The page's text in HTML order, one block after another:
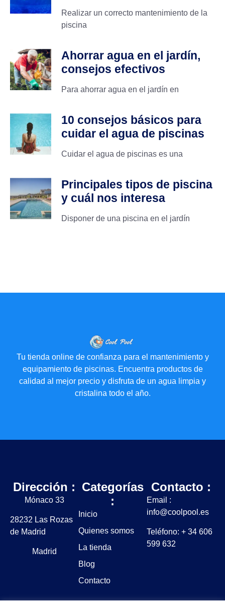
Realizar un correcto mantenimiento de la
piscina
Ahorrar agua en el jardín,
consejos efectivos
Para ahorrar agua en el jardín en
10 consejos básicos para
cuidar el agua de piscinas
Cuidar el agua de piscinas es una
Principales tipos de piscina
y cuál nos interesa
Disponer de una piscina en el jardín
Tu tienda online de confianza para el mantenimiento y
equipamiento de piscinas. Encuentra productos de
calidad al mejor precio y disfruta de un agua limpia y
cristalina todo el año.
Dirección :
Mónaco 33
28232 Las Rozas
de Madrid
Madrid
Categorías
:
Inicio
Quienes somos
La tienda
Blog
Contacto
Contacto :
Email :
info@coolpool.es
Teléfono: + 34 606
599 632